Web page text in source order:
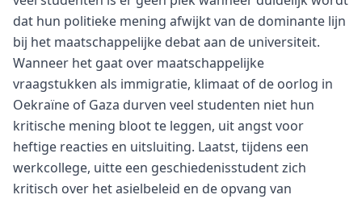
dat hun politieke mening afwijkt van de dominante lijn
bij het maatschappelijke debat aan de universiteit.
Wanneer het gaat over maatschappelijke
vraagstukken als immigratie, klimaat of de oorlog in
Oekraïne of Gaza durven veel studenten niet hun
kritische mening bloot te leggen, uit angst voor
heftige reacties en uitsluiting. Laatst, tijdens een
werkcollege, uitte een geschiedenisstudent zich
kritisch over het asielbeleid en de opvang van